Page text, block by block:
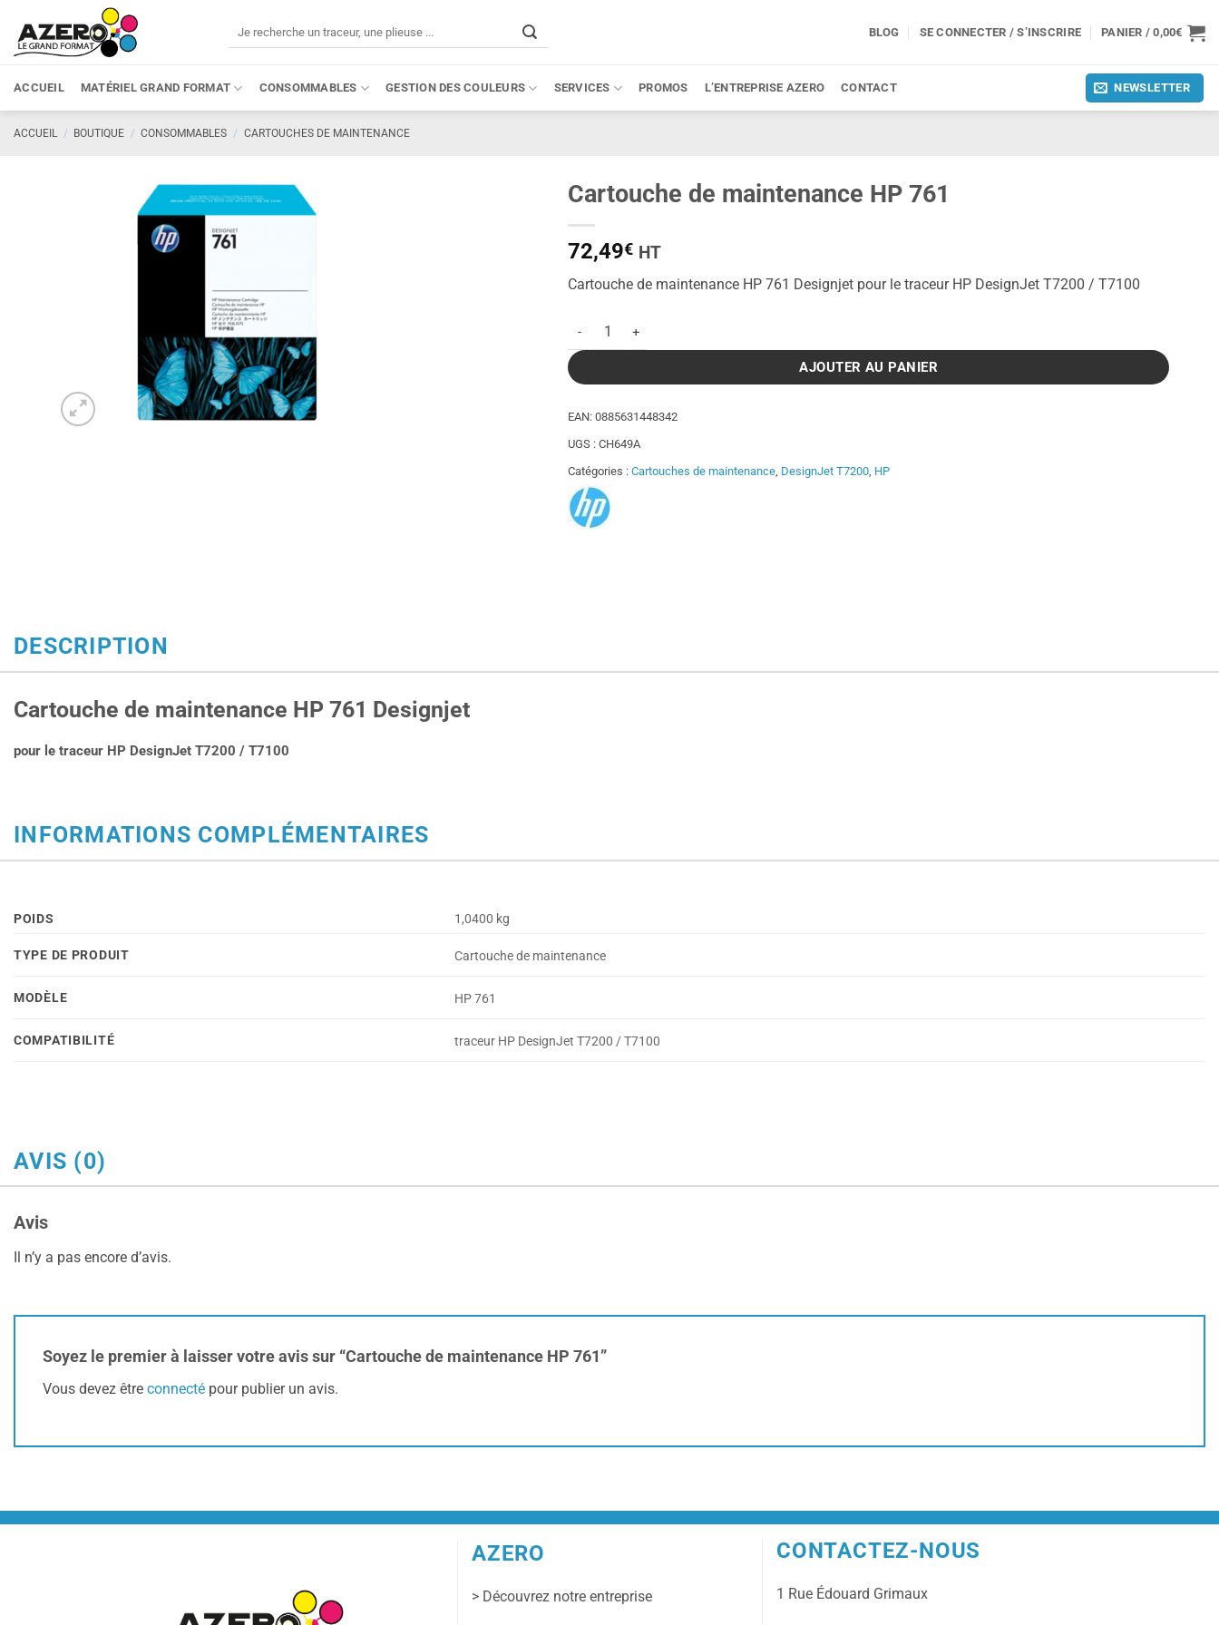
contenu
BLOG SE CONNECTER / S’INSCRIRE PANIER /0,00€
ACCUEIL MATÉRIEL GRAND FORMAT CONSOMMABLES GESTION DES COULEURS SERVICES PROMOS L’ENTREPRISE AZERO CONTACT NEWSLETTER
ACCUEIL / BOUTIQUE / CONSOMMABLES / CARTOUCHES DE MAINTENANCE
Cartouche de maintenance HP 761
72,49€ HT
Cartouche de maintenance HP 761 Designjet pour le traceur HP DesignJet T7200 / T7100
quantité de Cartouche de maintenance HP 761
AJOUTER AU PANIER
EAN:0885631448342
UGS :CH649A
Catégories :Cartouches de maintenance DesignJet T7200 HP
DESCRIPTION
Cartouche de maintenance HP 761 Designjet
pour le traceur HP DesignJet T7200 / T7100
INFORMATIONS COMPLÉMENTAIRES
POIDS 1,0400 kg
TYPE DE PRODUIT Cartouche de maintenance
MODÈLE HP 761
COMPATIBILITÉ traceur HP DesignJet T7200 / T7100
AVIS (0)
Avis
Il n’y a pas encore d’avis.
Soyez le premier à laisser votre avis sur “Cartouche de maintenance HP 761”
Vous devez être connecté pour publier un avis.
AZERO
> Découvrez notre entreprise
CONTACTEZ-NOUS
1 Rue Édouard Grimaux